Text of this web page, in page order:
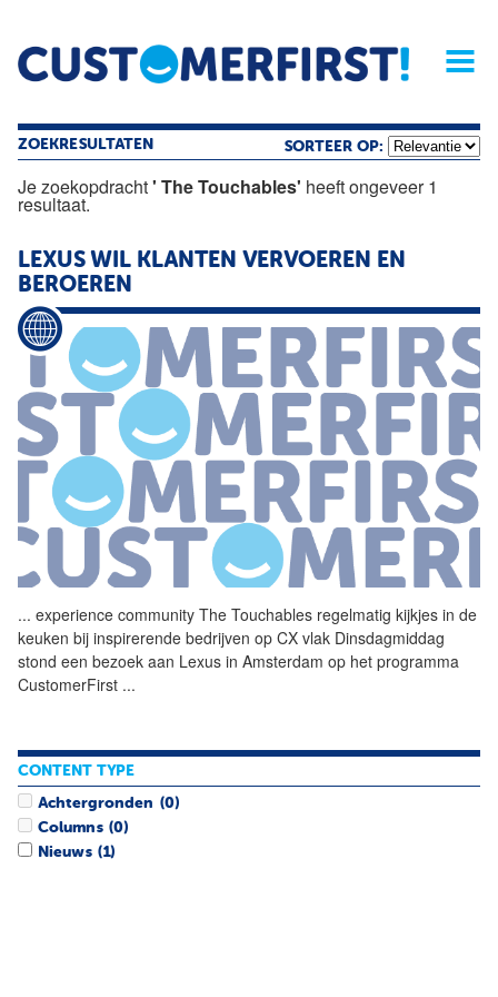
Home Opinie Archief
Magazine
ZOEKRESULTATEN SORTEER OP:
Je zoekopdracht' The Touchables' heeft ongeveer 1
resultaat.
LEXUS WIL KLANTEN VERVOEREN EN
BEROEREN
... experience community The Touchables regelmatig kijkjes in de
keuken bij inspirerende bedrijven op CX vlak Dinsdagmiddag
stond een bezoek aan Lexus in Amsterdam op het programma
CustomerFirst ...
CONTENT TYPE
Achtergronden (0)
Columns (0)
Nieuws (1)